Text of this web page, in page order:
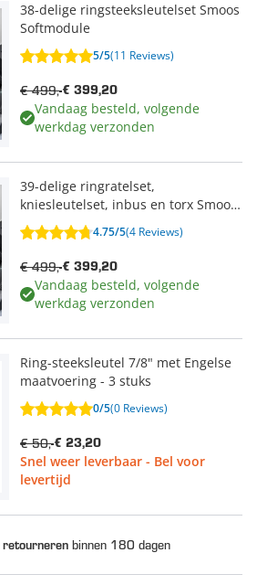
38-delige ringsteeksleutelset Smoos
Softmodule
5/5(11 Reviews)
€ 399,20
€ 499,-
Vandaag besteld, volgende
werkdag verzonden
39-delige ringratelset,
kniesleutelset, inbus en torx Smoos
Softmodule
4.75/5(4 Reviews)
€ 399,20
€ 499,-
Vandaag besteld, volgende
werkdag verzonden
Ring-steeksleutel 7/8" met Engelse
maatvoering - 3 stuks
0/5(0 Reviews)
€ 23,20
€ 50,-
Snel weer leverbaar - Bel voor
levertijd
retournerenbinnen 180 dagen